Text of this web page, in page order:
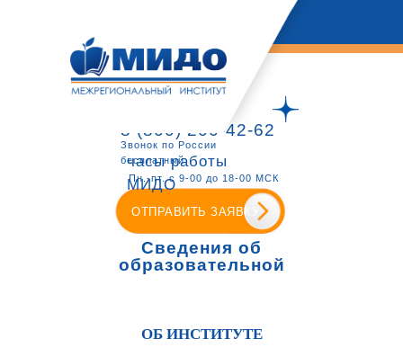
8 (800) 200-42-62
Звонок по России
бесплатный
ОТПРАВИТЬ ЗАЯВКУ
часы работы
МИДО
Пн.-пт. с 9-00 до 18-00 МСК
Сведения об
образовательной
ОБ ИНСТИТУТЕ